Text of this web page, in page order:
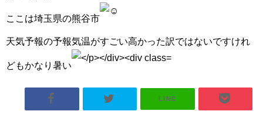
ここは埼玉県の熊谷市
天気予報の予報気温がすごい高かった訳ではないですけれ
どもかなり暑い
LINE